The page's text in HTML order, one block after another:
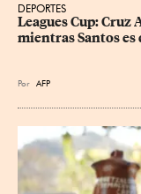
DEPORTES
Leagues Cup:
mientras Santos
Por AFP